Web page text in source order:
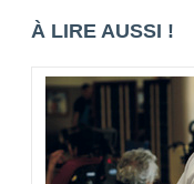
À LIRE AUSSI !